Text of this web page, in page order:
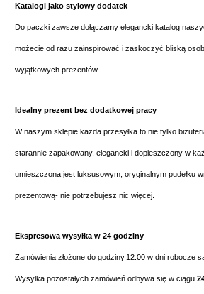
Katalogi jako stylowy dodatek
Do paczki zawsze dołączamy elegancki katalog
możecie od razu zainspirować i zaskoczyć bliską
wyjątkowych prezentów.
Idealny prezent bez dodatkowej pracy
W naszym sklepie każda przesyłka to nie tylko
starannie zapakowany, elegancki i dopieszczony w
umieszczona jest luksusowym, oryginalnym pudełku
prezentową- nie potrzebujesz nic więcej.
Ekspresowa wysyłka w 24 godziny
Zamówienia złożone do godziny 12:00 w dni robocze
Wysyłka pozostałych zamówień odbywa się w ciągu